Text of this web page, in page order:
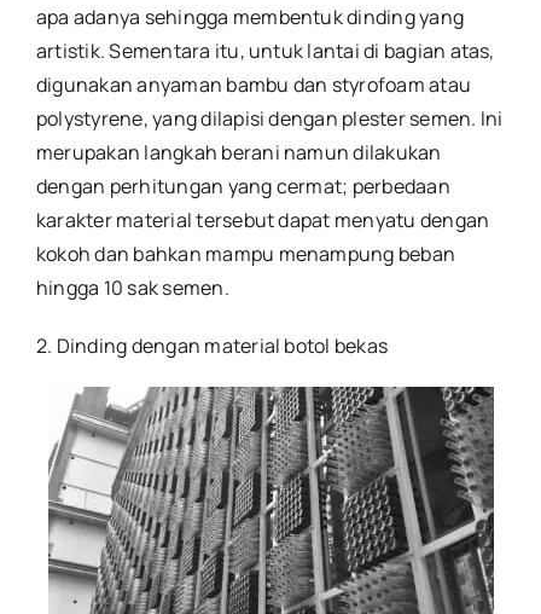
apa adanya sehingga membentuk dinding yang
artistik. Sementara itu, untuk lantai di bagian atas,
digunakan anyaman bambu dan styrofoam atau
polystyrene, yang dilapisi dengan plester semen. Ini
merupakan langkah berani namun dilakukan
dengan perhitungan yang cermat; perbedaan
karakter material tersebut dapat menyatu dengan
kokoh dan bahkan mampu menampung beban
hingga 10 sak semen.
2. Dinding dengan material botol bekas